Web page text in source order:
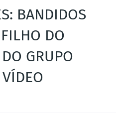
BANDIDOS
DO
GRUPO